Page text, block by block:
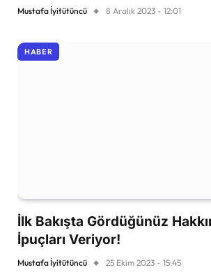
Mustafa İyitütüncü 8 Aralık 2023 - 12:01
HABER
İlk Bakışta Gördüğünüz
İpuçları Veriyor!
Mustafa İyitütüncü 25 Ekim 2023 - 15:45